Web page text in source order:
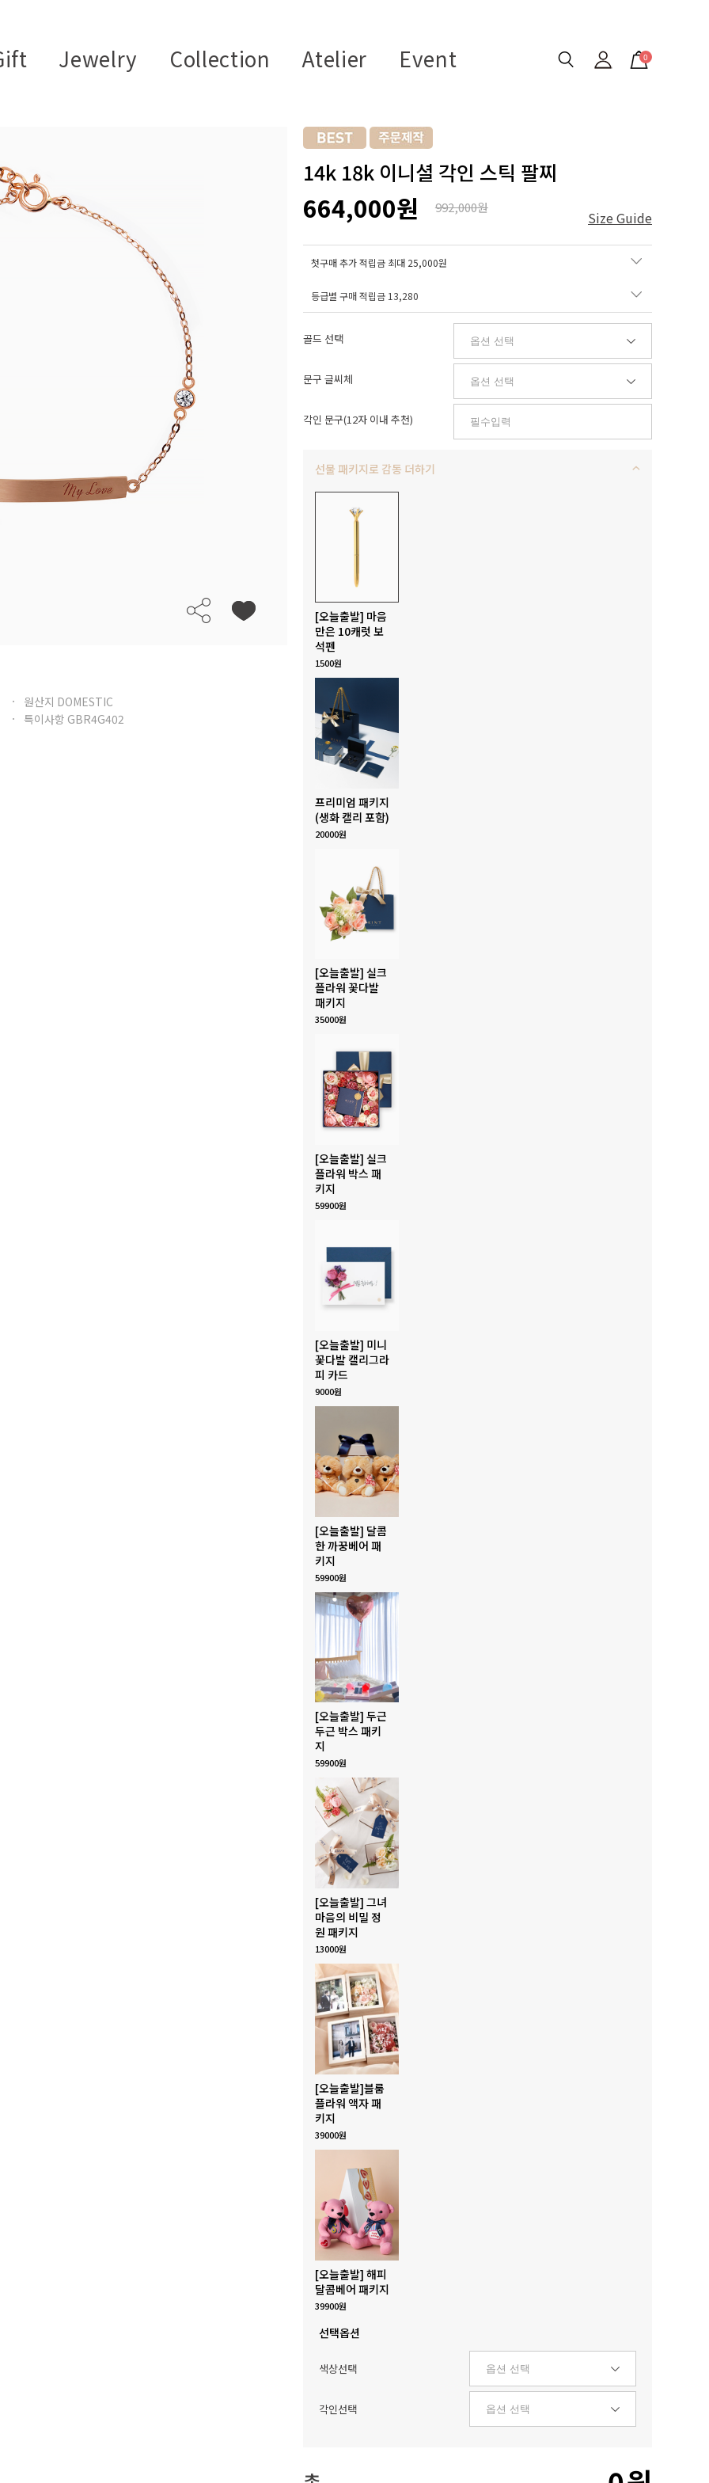
Jewelry Collection Atelier Event 0
원산지 DOMESTIC
특이사항 GBR4G402
14k 18k 이니셜 각인 스틱 팔찌
664,000원 992,000원
Size Guide
첫구매 추가 적립금 최대 25,000원
등급별 구매 적립금 13,280
골드 선택
문구 글씨체
각인 문구(12자 이내 추천)
선물 패키지로 감동 더하기
[오늘출발] 마음
만은 10캐럿 보
석펜
1500원
프리미엄 패키지
(생화 캘리 포함)
20000원
[오늘출발] 실크
플라워 꽃다발
패키지
35000원
[오늘출발] 실크
플라워 박스 패
키지
59900원
[오늘출발] 미니
꽃다발 캘리그라
피 카드
9000원
[오늘출발] 달콤
한 까꿍베어 패
키지
59900원
[오늘출발] 두근
두근 박스 패키
지
59900원
[오늘출발] 그녀
마음의 비밀 정
원 패키지
13000원
[오늘출발]블룸
플라워 액자 패
키지
39000원
[오늘출발] 해피
달콤베어 패키지
39900원
선택옵션
색상선택
각인선택